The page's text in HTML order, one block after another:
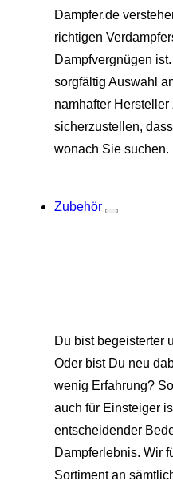
Dampfer.de
richtigen
Dampfvergnügen
sorgfältig Auswahl
namhafter
sicherzustellen,
wonach Sie suchen.
Zubehör
Du bist begeisterter
Oder bist Du neu
wenig Erfahrung?
auch für Einsteiger
entscheidender
Dampferlebnis. Wir
Sortiment an